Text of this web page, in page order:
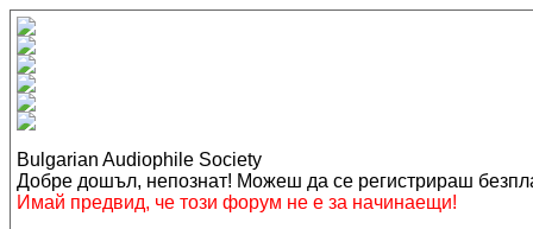
Bulgarian Audiophile Society
Добре дошъл, непознат! Можеш да се регистрираш
Имай предвид, че този форум не е за начинаещи!